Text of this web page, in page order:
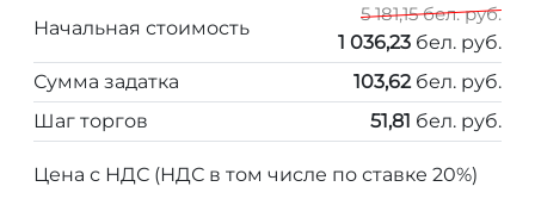
Начальная стоимость
5 181,15 бел. руб.
1 036,23 бел. руб.
Сумма задатка
103,62 бел. руб.
Шаг торгов
51,81 бел. руб.
Цена с НДС (НДС в том числе по ставке 20%)